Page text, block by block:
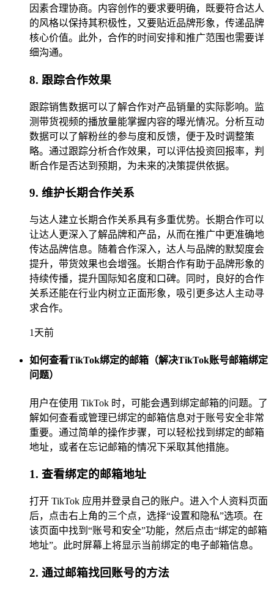
因素合理协商。内容创作的要求要明确，既要符合达人
的风格以保持其积极性，又要贴近品牌形象，传递品牌
核心价值。此外，合作的时间安排和推广范围也需要详
细沟通。
8. 跟踪合作效果
跟踪销售数据可以了解合作对产品销量的实际影响。监
测带货视频的播放量能掌握内容的曝光情况。分析互动
数据可以了解粉丝的参与度和反馈，便于及时调整策
略。通过跟踪分析合作效果，可以评估投资回报率，判
断合作是否达到预期，为未来的决策提供依据。
9. 维护长期合作关系
与达人建立长期合作关系具有多重优势。长期合作可以
让达人更深入了解品牌和产品，从而在推广中更准确地
传达品牌信息。随着合作深入，达人与品牌的默契度会
提升，带货效果也会增强。长期合作有助于品牌形象的
持续传播，提升国际知名度和口碑。同时，良好的合作
关系还能在行业内树立正面形象，吸引更多达人主动寻
求合作。
1天前
如何查看TikTok绑定的邮箱（解决TikTok账号邮箱绑定
问题）
用户在使用 TikTok 时，可能会遇到绑定邮箱的问题。了
解如何查看或管理已绑定的邮箱信息对于账号安全非常
重要。通过简单的操作步骤，可以轻松找到绑定的邮箱
地址，或者在忘记邮箱的情况下采取其他措施。
1. 查看绑定的邮箱地址
打开 TikTok 应用并登录自己的账户。进入个人资料页面
后，点击右上角的三个点，选择“设置和隐私”选项。在
该页面中找到“账号和安全”功能，然后点击“绑定的邮箱
地址”。此时屏幕上将显示当前绑定的电子邮箱信息。
2. 通过邮箱找回账号的方法